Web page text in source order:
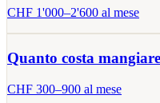
CHF 1'000–2'600 al mese
Quanto costa
CHF 300–900 al mese